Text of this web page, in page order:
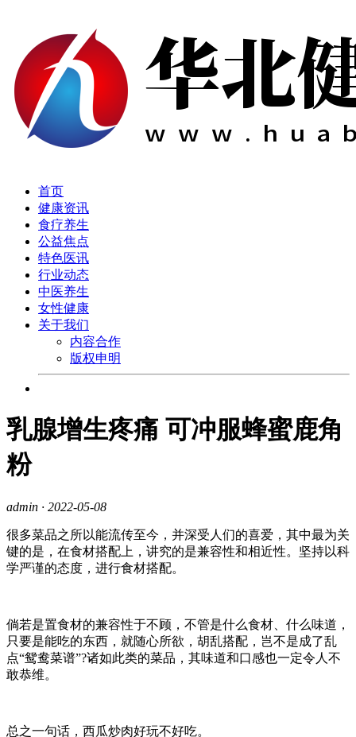
首页
健康资讯
食疗养生
公益焦点
特色医讯
行业动态
中医养生
女性健康
关于我们
内容合作
版权申明
乳腺增生疼痛 可冲服蜂蜜鹿角
粉
admin · 2022-05-08
很多菜品之所以能流传至今，并深受人们的喜爱，其中最为关
键的是，在食材搭配上，讲究的是兼容性和相近性。坚持以科
学严谨的态度，进行食材搭配。
倘若是置食材的兼容性于不顾，不管是什么食材、什么味道，
只要是能吃的东西，就随心所欲，胡乱搭配，岂不是成了乱
点“鸳鸯菜谱”?诸如此类的菜品，其味道和口感也一定令人不
敢恭维。
总之一句话，西瓜炒肉好玩不好吃。